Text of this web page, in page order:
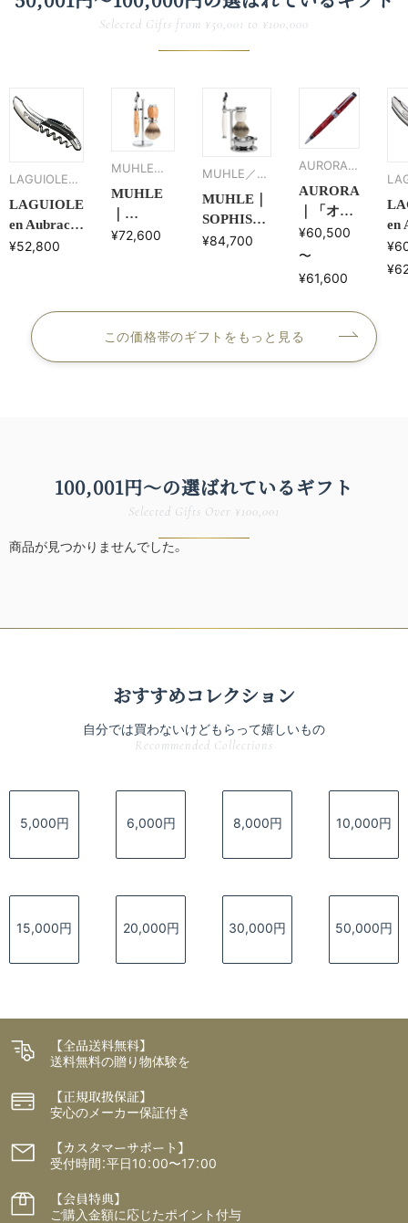
Selected Gifts from ¥50,001 to ¥100,000
LAGUIOLE
en Aubrac／
ラギオール ア
ン オブラック
LAGUIOLE
en Aubrac／
ラギオール
ムリエナイ
フ(ワインオ
ープナー)
¥52,800
MUHLE／
ミューレ
MUHLE
｜
PURIST
リアンバ
ールバー
¥72,600
MUHLE／ミ
ューレ
MUHLE｜
SOPHIST
シェービン
刃:Fusion
(S93P84SF)
¥84,700
AURORA／
アウロラ
AURORA
｜「オプ
ティマ」
クローム
トリミン
グ ボー
ルペン
¥60,500
〜
¥61,600
en
ラ
ン
en
ラ
ア
この価格帯のギフトをもっと見る
100,001円〜の選ばれている​ギフト
Selected Gifts Over ¥100,001
商品が見つかりませんでした。
おすすめコレクション
自分では買わないけどもらって嬉しいもの
Recommended Collections
5,000円 6,000円 8,000円 10,000円
15,000円 20,000円 30,000円 50,000円
【全品送料無料】
送料無料の贈り物体験を
【正規取扱保証】
安心のメーカー保証付き
【カスタマーサポート】
受付時間：平日10：00〜17：00
【会員特典】
ご購入金額に応じたポイント付与